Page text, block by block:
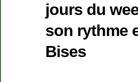
jours du
son rythme
Bises